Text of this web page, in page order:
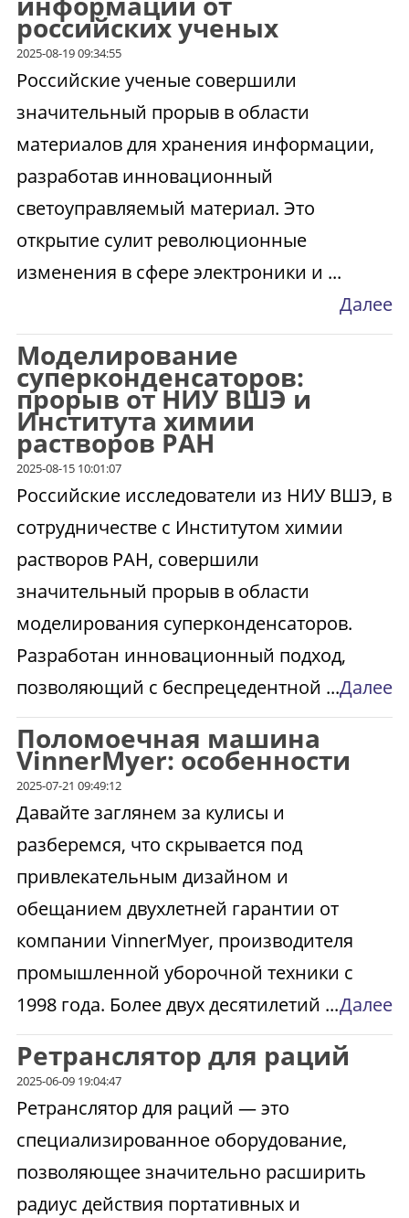
российских ученых
2025-08-19 09:34:55
Российские ученые совершили
значительный прорыв в области
материалов для хранения информации,
разработав инновационный
светоуправляемый материал. Это
открытие сулит революционные
изменения в сфере электроники и ...
Далее
Моделирование
суперконденсаторов:
прорыв от НИУ ВШЭ и
Института химии
растворов РАН
2025-08-15 10:01:07
Российские исследователи из НИУ ВШЭ, в
сотрудничестве с Институтом химии
растворов РАН, совершили
значительный прорыв в области
моделирования суперконденсаторов.
Разработан инновационный подход,
позволяющий с беспрецедентной ...Далее
Поломоечная машина
VinnerMyer: особенности
2025-07-21 09:49:12
Давайте заглянем за кулисы и
разберемся, что скрывается под
привлекательным дизайном и
обещанием двухлетней гарантии от
компании VinnerMyer, производителя
промышленной уборочной техники с
1998 года. Более двух десятилетий ...Далее
Ретранслятор для раций
2025-06-09 19:04:47
Ретранслятор для раций — это
специализированное оборудование,
позволяющее значительно расширить
радиус действия портативных и